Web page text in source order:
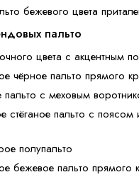
бежевого цвета
пальто
цвета с акцентным
чёрное пальто прямого
с меховым
стёганое пальто с поясом
полупальто
бежевое пальто